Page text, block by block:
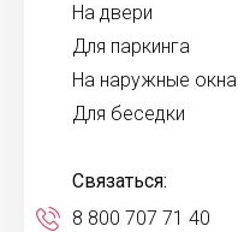
На двери
Для паркинга
На наружные окна
Для беседки
Связаться:
8 800 707 71 40